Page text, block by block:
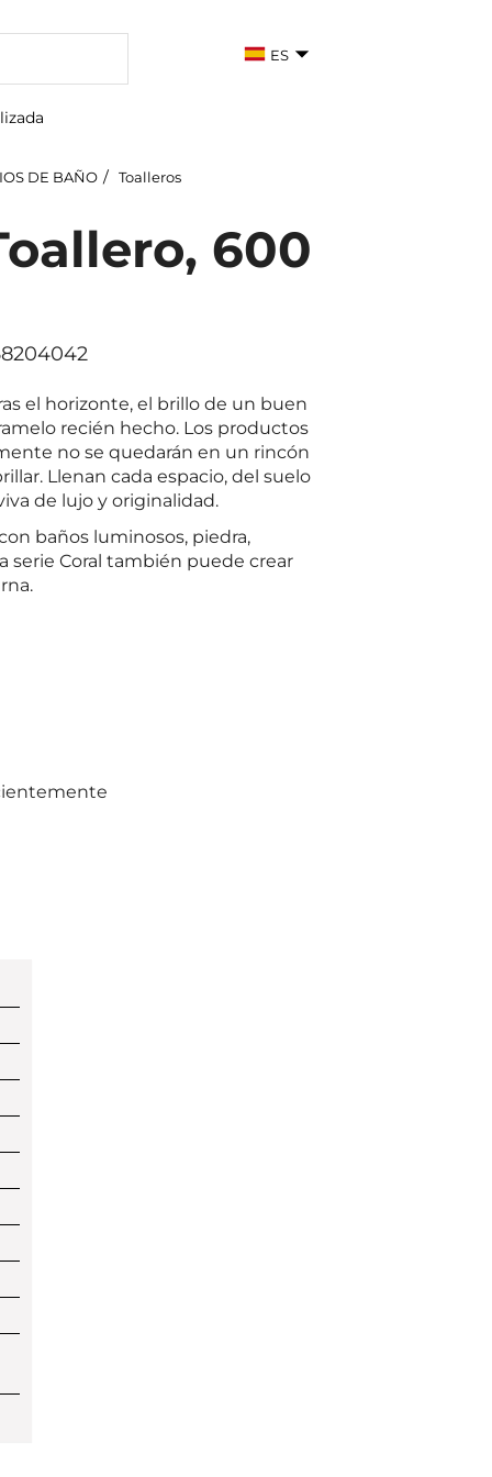
ES
DE BAÑO Toalleros
600
el horizonte, el brillo de un buen
recién hecho. Los productos
no se quedarán en un rincón
Llenan cada espacio, del suelo
de lujo y originalidad.
baños luminosos, piedra,
serie Coral también puede crear